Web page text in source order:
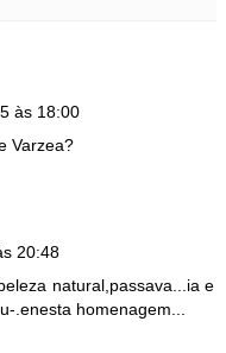
às 18:00
Varzea?
20:48
natural,passava...ia e
.enesta homenagem...